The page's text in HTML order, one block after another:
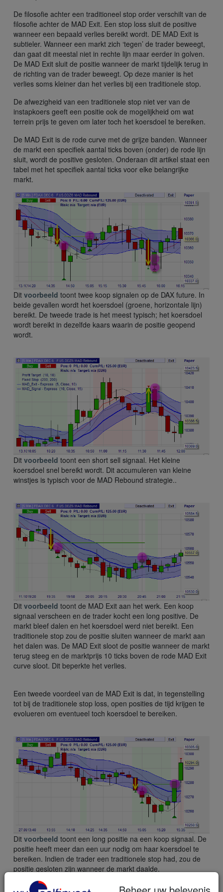
De filosofie achter een traditioneel stop order verschilt van de
filosofie achter de MAD Exit. Een stop loss sluit de positive
wanneer een bepaald verlies bereikt wordt. DE MAD Exit is
subtieler. Wanneer een markt zich ‘tegen’ de trader beweegt,
dan gaat dit meestal niet in rechte lijn maar eerder in golven.
De MAD Exit sluit de positie wanneer de markt tijdelijk terug in
de richting van de trader beweegt. Op deze manier is het
verlies soms kleiner dan het verlies bij een traditionele stop.
De afwezigheid van een traditionele stop niet ver van de
instapkoers geeft een positie ook de mogelijkheid om wat
terrein prijs te geven om later toch het koersdoel te bereiken.
De MAD Exit is de rode curve met de grijze banden. Wanneer
de markt een specifiek aantal ticks boven (onder) de rode lijn
sluit, wordt de positive gesloten. Onderaan dit artikel staat een
tabel met het specifiek aantal ticks voor elke belangrijke
markt.
Dit voorbeeld toont twee koop signalen op de DAX future. In
beide gevallen wordt het koersdoel (groene, horizontale lijn)
bereikt. De tweede trade is het meest typisch; het koersdoel
wordt bereikt in dezelfde kaars waarin de positie geopend
wordt.
Dit voorbeeld toont een short sell signaal. Het kleine
koersdoel snel bereikt wordt. Dit accumuleren van kleine
winstjes is typisch voor de MAD Rebound strategie..
Dit voorbeeld toont de MAD Exit aan het werk. Een koop
signaal verscheen en de trader kocht een long positive. De
markt bleef dalen en het koersdoel werd niet bereikt. Een
traditionele stop zou de positie sluiten wanneer de markt aan
het dalen was. De MAD Exit sloot de positie wanneer de markt
terug steeg en de marktprijs 10 ticks boven de rode MAD Exit
curve sloot. Dit beperkte het verlies.
Een tweede voordeel van de MAD Exit is dat, in tegenstelling
tot bij de traditionele stop loss, open posities de tijd krijgen te
evolueren om eventueel toch koersdoel te bereiken.
Dit voorbeeld toont een long positie na een koop signaal. De
positie heeft meer dan een uur nodig om haar koersdoel te
bereiken. Indien de trader een traditionele stop had, zou de
positie gesloten zijn wanneer de markt daalde.